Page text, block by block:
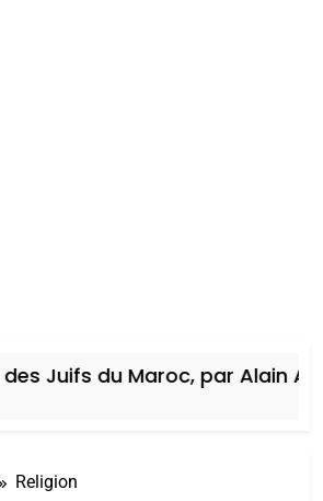
Juifs du Maroc, par Alain
Religion